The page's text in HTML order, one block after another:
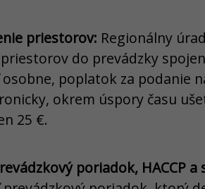
priestorov: Regionálny
do prevádzky
poplatok za podanie
okrem úspory času
25 €.
poriadok, HACCP a